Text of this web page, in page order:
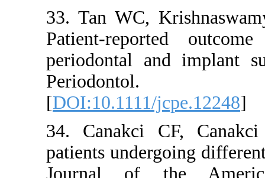
33. Tan
Patient-
[
34.
patients
Journal